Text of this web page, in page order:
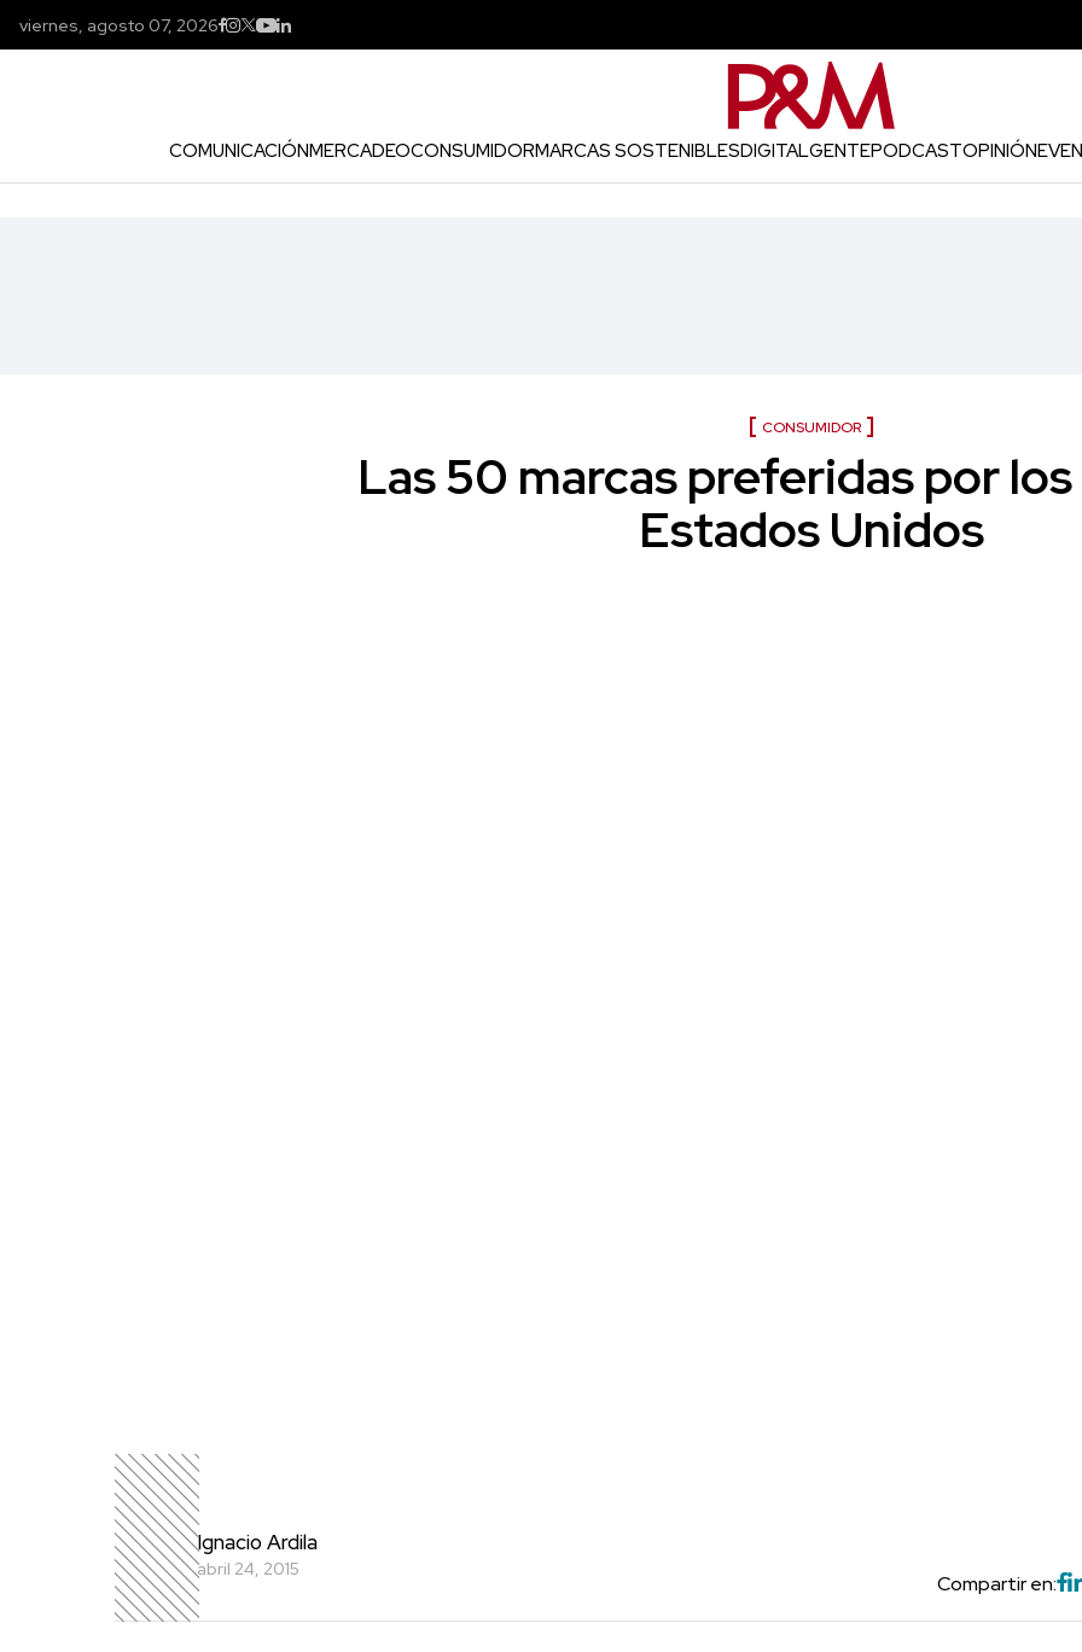
viernes, agosto 07, 2026
COMUNICACIÓNMERCADEOCONSUMIDORMARCAS SOSTENIBLESDIGITALGENTEPODCASTOPINIÓN
CONSUMIDOR
Las 50 marcas preferidas por
Estados Unidos
Ignacio Ardila
abril 24, 2015
Compartir en: